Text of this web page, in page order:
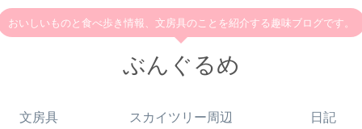
おいしいものと食べ歩き情報、文房具のことを紹介する趣味ブログです。
ぶんぐるめ
文房具 スカイツリー周辺 日記